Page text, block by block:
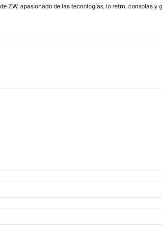
ZW, apasionado de las tecnologías, lo retro, consolas